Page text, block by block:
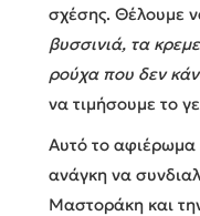
σχέσης. Θέλουμε
βυσσινιά, τα
ρούχα που δεν
να τιμήσουμε το
Αυτό το αφιέρωμα
ανάγκη να
Μαστοράκη και